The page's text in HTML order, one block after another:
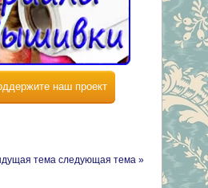
наш проект
тема следующая тема »